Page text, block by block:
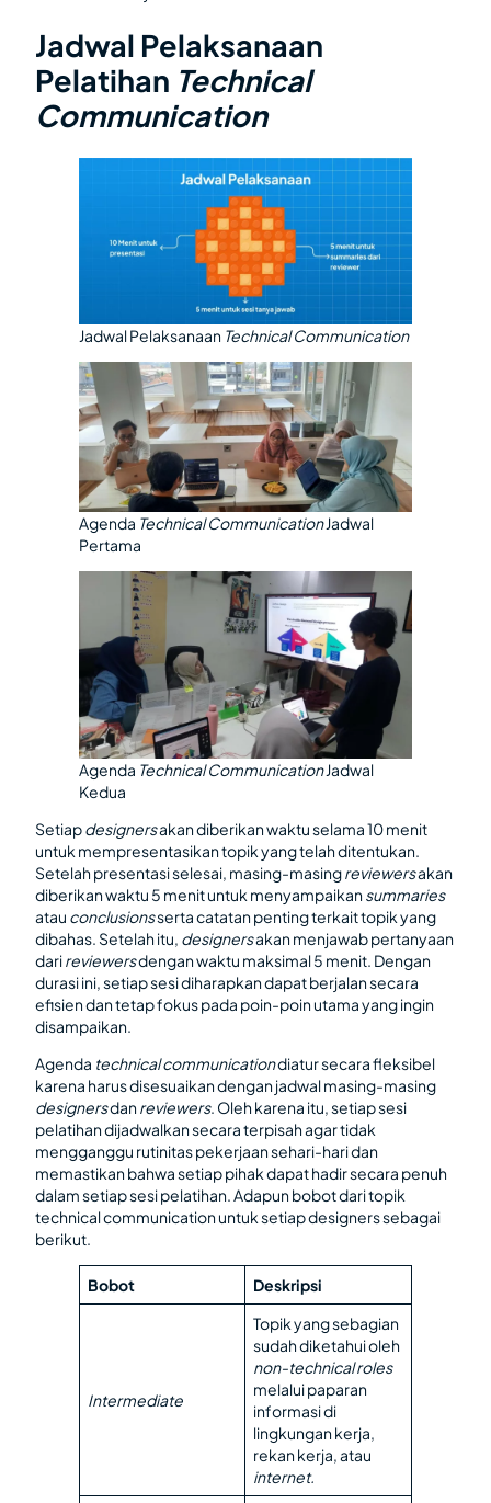
Jadwal Pelaksanaan
Pelatihan Technical
Communication
Jadwal Pelaksanaan Technical Communication
Agenda Technical CommunicationJadwal
Pertama
Agenda Technical CommunicationJadwal
Kedua
Setiapdesignersakan diberikan waktu selama 10 menit
untuk mempresentasikan topik yang telah ditentukan.
Setelah presentasi selesai, masing-masingreviewersakan
diberikan waktu 5 menit untuk menyampaikansummaries
atau conclusionsserta catatan penting terkait topik yang
dibahas. Setelah itu, designersakan menjawab pertanyaan
darireviewersdengan waktu maksimal 5 menit. Dengan
durasi ini, setiap sesi diharapkan dapat berjalan secara
efisien dan tetap fokus pada poin-poin utama yang ingin
disampaikan.
Agenda technical communicationdiatur secara fleksibel
karena harus disesuaikan dengan jadwal masing-masing
designersdanreviewers. Oleh karena itu, setiap sesi
pelatihan dijadwalkan secara terpisah agar tidak
mengganggu rutinitas pekerjaan sehari-hari dan
memastikan bahwa setiap pihak dapat hadir secara penuh
dalam setiap sesi pelatihan. Adapun bobot dari topik
technical communication untuk setiap designers sebagai
berikut.
Bobot Deskripsi
Intermediate
Topik yang sebagian
sudah diketahui oleh
non-technical roles
melalui paparan
informasi di
lingkungan kerja,
rekan kerja, atau
internet.